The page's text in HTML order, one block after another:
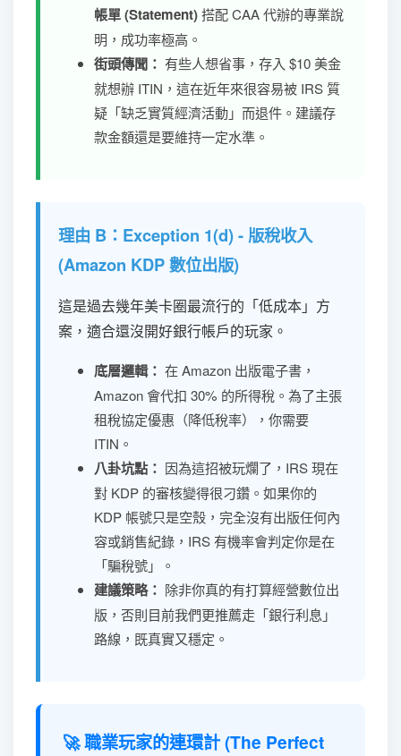
帳單 (Statement)搭配 CAA 代辦的專業說
明，成功率極高。
街頭傳聞： 有些人想省事，存入 $10 美金
就想辦 ITIN，這在近年來很容易被 IRS 質
疑「缺乏實質經濟活動」而退件。建議存
款金額還是要維持一定水準。
理由 B：Exception 1(d) - 版稅收入
(Amazon KDP 數位出版)
這是過去幾年美卡圈最流行的「低成本」方
案，適合還沒開好銀行帳戶的玩家。
底層邏輯： 在 Amazon 出版電子書，
Amazon 會代扣 30% 的所得稅。為了主張
租稅協定優惠（降低稅率），你需要
ITIN。
八卦坑點： 因為這招被玩爛了，IRS 現在
對 KDP 的審核變得很刁鑽。如果你的
KDP 帳號只是空殼，完全沒有出版任何內
容或銷售紀錄，IRS 有機率會判定你是在
「騙稅號」。
建議策略： 除非你真的有打算經營數位出
版，否則目前我們更推薦走「銀行利息」
路線，既真實又穩定。
🚀 職業玩家的連環計 (The Perfect